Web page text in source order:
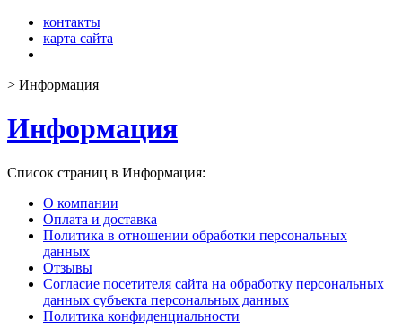
контакты
карта сайта
> Информация
Информация
Список страниц в Информация:
О компании
Оплата и доставка
Политика в отношении обработки персональных
данных
Отзывы
Согласие посетителя сайта на обработку персональных
данных субъекта персональных данных
Политика конфиденциальности